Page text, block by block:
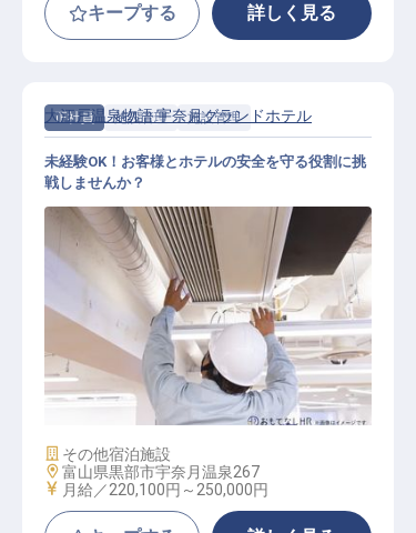
キープする 詳しく見る
正社員 施設管理 施設管理
施設管理スタッフ（総合職）
大江戸温泉物語 宇奈月グランドホテル
未経験OK！お客様とホテルの安全を守る役割に挑
戦しませんか？
施設業態
その他宿泊施設
勤務地
富山県黒部市宇奈月温泉267
給与
月給／220,100円～ 250,000円